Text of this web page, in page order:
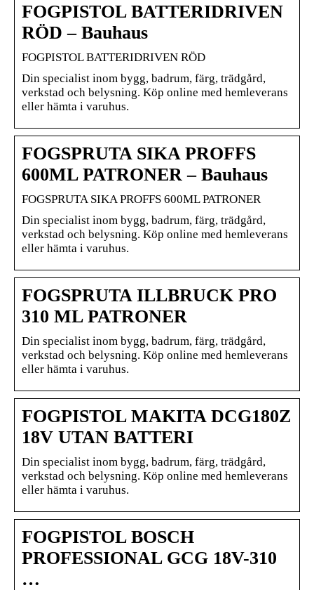
FOGPISTOL BATTERIDRIVEN
RÖD – Bauhaus
FOGPISTOL BATTERIDRIVEN RÖD
Din specialist inom bygg, badrum, färg, trädgård,
verkstad och belysning. Köp online med hemleverans
eller hämta i varuhus.
FOGSPRUTA SIKA PROFFS
600ML PATRONER – Bauhaus
FOGSPRUTA SIKA PROFFS 600ML PATRONER
Din specialist inom bygg, badrum, färg, trädgård,
verkstad och belysning. Köp online med hemleverans
eller hämta i varuhus.
FOGSPRUTA ILLBRUCK PRO
310 ML PATRONER
Din specialist inom bygg, badrum, färg, trädgård,
verkstad och belysning. Köp online med hemleverans
eller hämta i varuhus.
FOGPISTOL MAKITA DCG180Z
18V UTAN BATTERI
Din specialist inom bygg, badrum, färg, trädgård,
verkstad och belysning. Köp online med hemleverans
eller hämta i varuhus.
FOGPISTOL BOSCH
PROFESSIONAL GCG 18V-310
…